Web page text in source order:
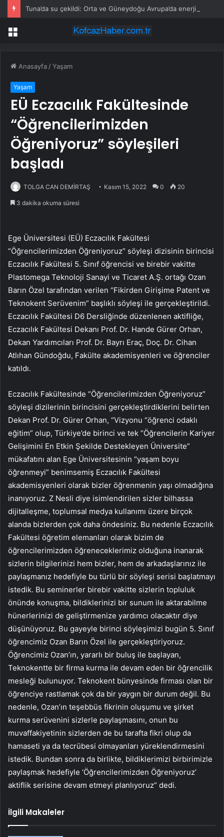
Menü
Anasayfa /Yaşam
Yaşam
EÜ Eczacılık Fakültesinde
“Öğrencilerimizden
Öğreniyoruz” söyleşileri
başladı
TOLGA CAN DEMİRTAŞ Kasım 15, 2022 0 20
3 dakika okuma süresi
Ege Üniversitesi (EÜ) Eczacılık Fakültesi
“Öğrencilerimizden Öğreniyoruz” söyleşi dizisinin birincisi
Eczacılık Fakültesi 5. Sınıf öğrencisi ve birebir vakitte
Plastomega Teknoloji Sanayi ve Ticaret A.Ş. ortağı Ozan
Barın Özel tarafından verilen “Fikirden Girişime Patent ve
Teknokent Serüvenim” başlıklı söyleşi ile gerçekleştirildi.
Eczacılık Fakültesi D6 Dersliğinde düzenlenen aktifliğe,
Eczacılık Fakültesi Dekanı Prof. Dr. Hande Gürer Orhan,
Dekan Yardımcıları Prof. Dr. Bayrı Eraç, Doç. Dr. Cihan
Atlıhan Gündoğdu, Fakülte akademisyenleri ve öğrenciler
katıldı.
Eczacılık Fakültesinde “Öğrencilerimizden Öğreniyoruz”
söyleşi dizilerinin birincisini gerçekleştirdiklerini belirten
Dekan Prof. Dr. Gürer Orhan, “Vizyonu “öğrenci odaklı
eğitim” olup, Türkiye’de birinci ve tek “Öğrencilerin Kariyer
Gelişimini En Etkin Şekilde Destekleyen Üniversite”
mükafatını alan Ege Üniversitesinin “yaşam boyu
öğrenmeyi” benimsemiş Eczacılık Fakültesi
akademisyenleri olarak bizler öğrenmenin yaşı olmadığına
inanıyoruz. Z Nesli diye isimlendirilen sizler bilhassa
dijitalleşme, toplumsal medya kullanımı üzere birçok
alanda bizlerden çok daha öndesiniz. Bu nedenle Eczacılık
Fakültesi öğretim elemanları olarak bizim de
öğrencilerimizden öğreneceklerimiz olduğuna inanarak
sizlerin bilgilerinizi hem bizler, hem de arkadaşlarınız ile
paylaşmanız hedefiyle bu türlü bir söyleşi serisi başlatmayı
istedik. Bu seminerler birebir vakitte sizlerin topluluk
önünde konuşma, bildiklerinizi bir sunum ile aktarabilme
hünerlerinizi de geliştirmenize yardımcı olacaktır diye
düşünüyoruz. Bu gayeyle birinci söyleşimizi bugün 5. Sınıf
öğrencimiz Ozan Barın Özel ile gerçekleştiriyoruz.
Öğrencimiz Ozan’ın, yararlı bir buluş ile başlayan,
Teknokentte bir firma kurma ile devam eden bir öğrencilik
mesleği bulunuyor. Teknokent bünyesinde firması olan bir
öğrenciye rastlamak çok da bir yaygın bir durum değil. Bu
nedenle, Ozan’ın teşebbüs fikrinin oluşumu ve şirket
kurma serüvenini sizlerle paylaşmasını, onun bu
muvaffakiyetinin sizlerden de bu tarafta fikri olup da
hamaseti ya da tecrübesi olmayanları yüreklendirmesini
istedik. Bundan sonra da birlikte, bildiklerimizi birbirimizle
paylaşmak hedefiyle ‘Öğrencilerimizden Öğreniyoruz’
aktiflik serisine devam etmeyi planlıyoruz” dedi.
İlgili Makaleler